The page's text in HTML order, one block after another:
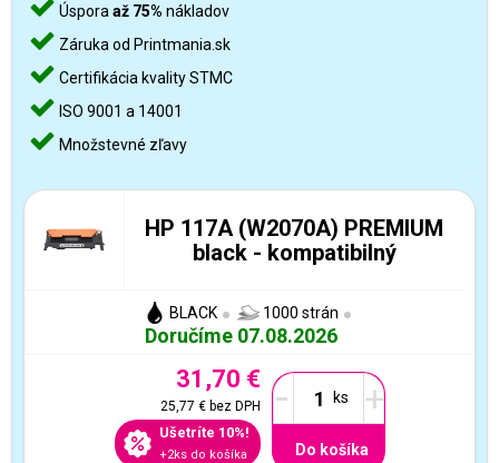
Úspora až 75% nákladov
Záruka od Printmania.sk
Certifikácia kvality STMC
ISO 9001 a 14001
Množstevné zľavy
HP 117A (W2070A) PREMIUM
black - kompatibilný
BLACK 1000 strán
Doručíme 07.08.2026
31,70 €
25,77 €bez DPH
Ušetríte 10%!
+2ks do košíka
- +
Do košíka